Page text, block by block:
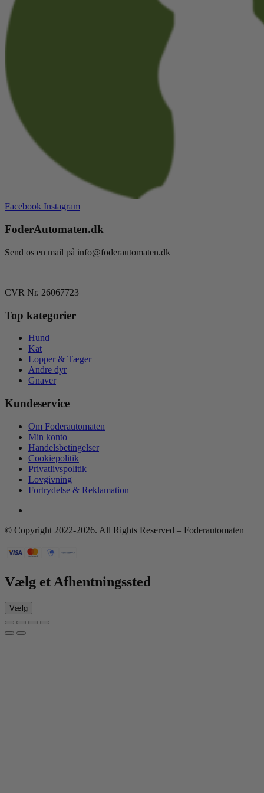
Facebook Instagram
FoderAutomaten.dk
Send os en mail på info@foderautomaten.dk
CVR Nr. 26067723
Top kategorier
Hund
Kat
Lopper & Tæger
Andre dyr
Gnaver
Kundeservice
Om Foderautomaten
Min konto
Handelsbetingelser
Cookiepolitik
Privatlivspolitik
Lovgivning
Fortrydelse & Reklamation
© Copyright 2022-2026. All Rights Reserved – Foderautomaten
Vælg et Afhentningssted
Vælg